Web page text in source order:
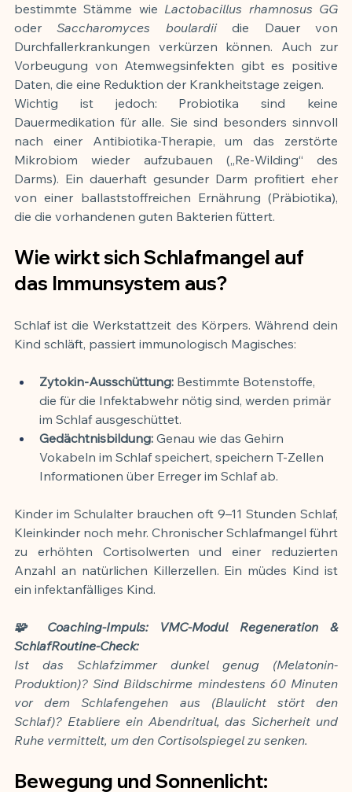
bestimmte Stämme wie Lactobacillus rhamnosus GG
oder Saccharomyces boulardii die Dauer von
Durchfallerkrankungen verkürzen können. Auch zur
Vorbeugung von Atemwegsinfekten gibt es positive
Daten, die eine Reduktion der Krankheitstage zeigen.
Wichtig ist jedoch: Probiotika sind keine
Dauermedikation für alle. Sie sind besonders sinnvoll
nach einer Antibiotika-Therapie, um das zerstörte
Mikrobiom wieder aufzubauen („Re-Wilding“ des
Darms). Ein dauerhaft gesunder Darm profitiert eher
von einer ballaststoffreichen Ernährung (Präbiotika),
die die vorhandenen guten Bakterien füttert.
Wie wirkt sich Schlafmangel auf
das Immunsystem aus?
Schlaf ist die Werkstattzeit des Körpers. Während dein
Kind schläft, passiert immunologisch Magisches:
Zytokin-Ausschüttung: Bestimmte Botenstoffe,
die für die Infektabwehr nötig sind, werden primär
im Schlaf ausgeschüttet.
Gedächtnisbildung: Genau wie das Gehirn
Vokabeln im Schlaf speichert, speichern T-Zellen
Informationen über Erreger im Schlaf ab.
Kinder im Schulalter brauchen oft 9–11 Stunden Schlaf,
Kleinkinder noch mehr. Chronischer Schlafmangel führt
zu erhöhten Cortisolwerten und einer reduzierten
Anzahl an natürlichen Killerzellen. Ein müdes Kind ist
ein infektanfälliges Kind.
🧩 Coaching-Impuls: VMC-Modul Regeneration &
SchlafRoutine-Check:
Ist das Schlafzimmer dunkel genug (Melatonin-
Produktion)? Sind Bildschirme mindestens 60 Minuten
vor dem Schlafengehen aus (Blaulicht stört den
Schlaf)? Etabliere ein Abendritual, das Sicherheit und
Ruhe vermittelt, um den Cortisolspiegel zu senken.
Bewegung und Sonnenlicht: